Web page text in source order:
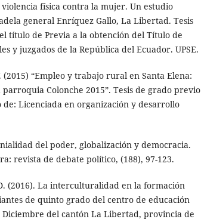
física contra la mujer. Un estudio
general Enríquez Gallo, La Libertad. Tesis
título de Previa a la obtención del Título de
y juzgados de la República del Ecuador. UPSE.
(2015) “Empleo y trabajo rural en Santa Elena:
Colonche 2015”. Tesis de grado previo
Licenciada en organización y desarrollo
del poder, globalización y democracia.
revista de debate político, (188), 97-123.
(2016). La interculturalidad en la formación
de quinto grado del centro de educación
Diciembre del cantón La Libertad, provincia de